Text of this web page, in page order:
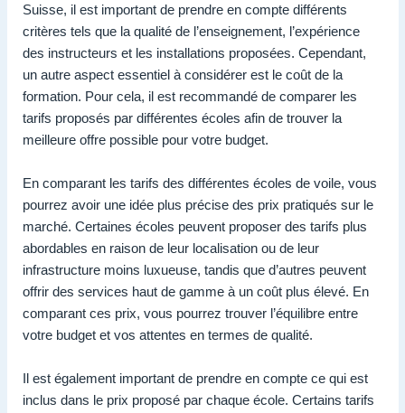
Suisse, il est important de prendre en compte différents
critères tels que la qualité de l’enseignement, l’expérience
des instructeurs et les installations proposées. Cependant,
un autre aspect essentiel à considérer est le coût de la
formation. Pour cela, il est recommandé de comparer les
tarifs proposés par différentes écoles afin de trouver la
meilleure offre possible pour votre budget.
En comparant les tarifs des différentes écoles de voile, vous
pourrez avoir une idée plus précise des prix pratiqués sur le
marché. Certaines écoles peuvent proposer des tarifs plus
abordables en raison de leur localisation ou de leur
infrastructure moins luxueuse, tandis que d’autres peuvent
offrir des services haut de gamme à un coût plus élevé. En
comparant ces prix, vous pourrez trouver l’équilibre entre
votre budget et vos attentes en termes de qualité.
Il est également important de prendre en compte ce qui est
inclus dans le prix proposé par chaque école. Certains tarifs